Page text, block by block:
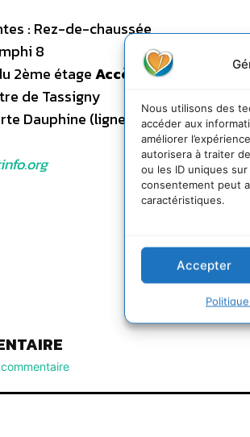
Nous utilisons des
accéder aux
améliorer
autorisera à traiter
ou les ID uniques
consentement peut
caractéristiques.
Accepter
: Rez-de-chaussée
8
2ème étageAccès
:
de Tassigny
Dauphine (ligne 2)